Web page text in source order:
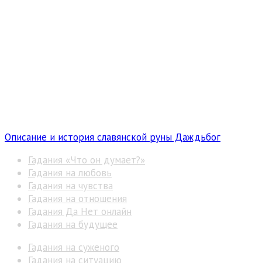
Описание и история славянской руны Даждьбог
Гадания «Что он думает?»
Гадания на любовь
Гадания на чувства
Гадания на отношения
Гадания Да Нет онлайн
Гадания на будущее
Гадания на суженого
Гадания на ситуацию